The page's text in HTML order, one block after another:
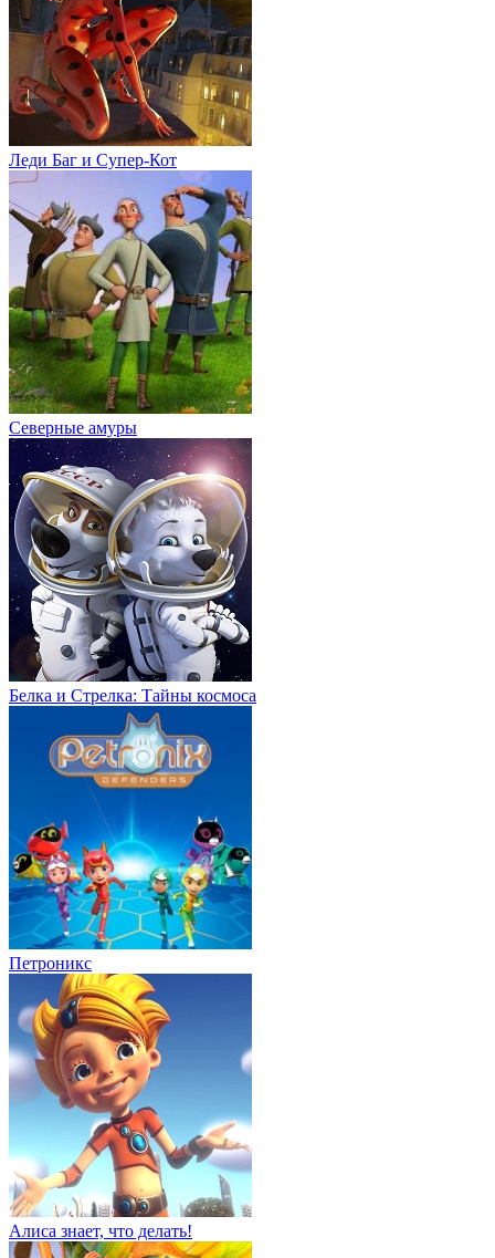
Леди Баг и Супер-Кот
Северные амуры
Белка и Стрелка: Тайны космоса
Петроникс
Алиса знает, что делать!